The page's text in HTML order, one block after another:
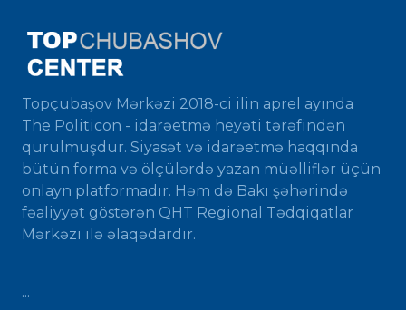
Topçubaşov Mərkəzi 2018-ci ilin aprel ayında
The Politicon - idarəetmə heyəti tərəfindən
qurulmuşdur. Siyasət və idarəetmə haqqında
bütün forma və ölçülərdə yazan müəlliflər üçün
onlayn platformadır. Həm də Bakı şəhərində
fəaliyyət göstərən QHT Regional Tədqiqatlar
Mərkəzi ilə əlaqədardır.
...